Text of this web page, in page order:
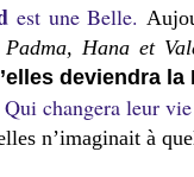
est une Belle.
Hana et
deviendra
changera leur
n’imaginait à